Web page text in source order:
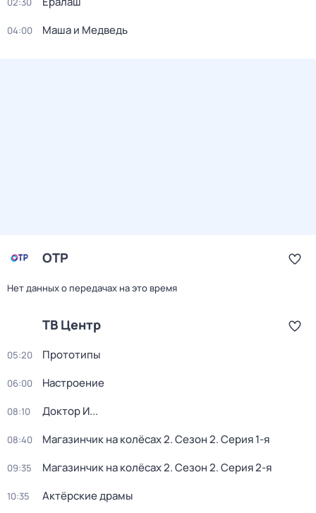
04:00 Маша и Медведь
ОТР
Нет данных о передачах на это время
ТВ Центр
05:20 Прототипы
06:00 Настроение
08:10 Доктор И...
08:40 Магазинчик на колёсах 2. Сезон 2. Серия 1-я
09:35 Магазинчик на колёсах 2. Сезон 2. Серия 2-я
10:35 Актёрские драмы